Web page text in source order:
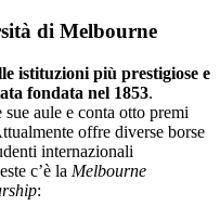
di Melbourne
istituzioni più prestigiose e
fondata nel 1853.
aule e conta otto premi
offre diverse borse
internazionali
c’è la Melbourne
: